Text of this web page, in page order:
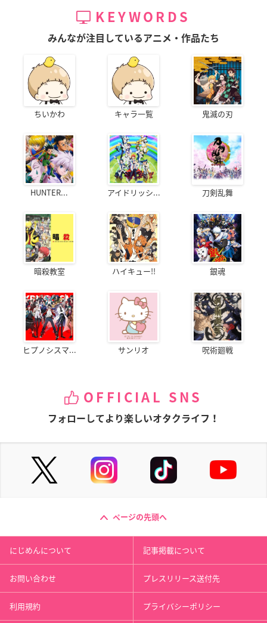
KEYWORDS
みんなが注目しているアニメ・作品たち
ちいかわ キャラ一覧 鬼滅の刃
HUNTER... アイドリッシ... 刀剣乱舞
暗殺教室 ハイキュー!! 銀魂
ヒプノシスマ... サンリオ 呪術廻戦
OFFICIAL SNS
フォローしてより楽しいオタクライフ！
ページの先頭へ
にじめんについて 記事掲載について
お問い合わせ プレスリリース送付先
利用規約 プライバシーポリシー